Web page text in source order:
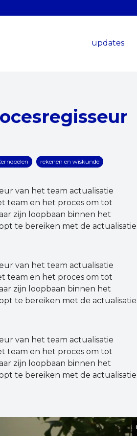
updates
rekenen en wiskunde
van het team actualisatie
team en het proces om tot
zijn loopbaan binnen het
te bereiken met de actualisatie
van het team actualisatie
team en het proces om tot
zijn loopbaan binnen het
te bereiken met de actualisatie
van het team actualisatie
team en het proces om tot
zijn loopbaan binnen het
te bereiken met de actualisatie